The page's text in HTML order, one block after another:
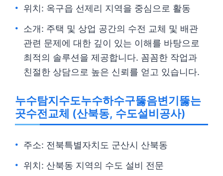
위치: 옥구읍 선제리 지역을 중심으로 활동
소개: 주택 및 상업 공간의 수전 교체 및 배관
관련 문제에 대한 깊이 있는 이해를 바탕으로
최적의 솔루션을 제공합니다. 꼼꼼한 작업과
친절한 상담으로 높은 신뢰를 얻고 있습니다.
누수탐지수도누수하수구뚫음변기뚫는
곳수전교체 (산북동, 수도설비공사)
주소: 전북특별자치도 군산시 산북동
위치: 산북동 지역의 수도 설비 전문